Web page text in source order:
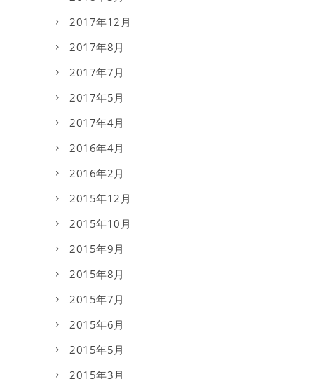
2017年12月
2017年8月
2017年7月
2017年5月
2017年4月
2016年4月
2016年2月
2015年12月
2015年10月
2015年9月
2015年8月
2015年7月
2015年6月
2015年5月
2015年3月